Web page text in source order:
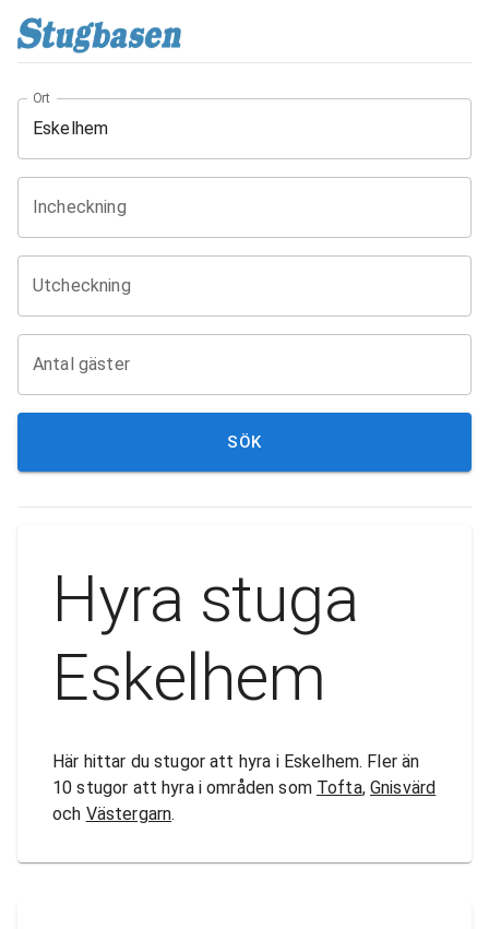
Ort
Incheckning
Utcheckning
Antal gäster
SÖK
Hyra stuga
Eskelhem
Här hittar du stugor att hyra i Eskelhem. Fler än
10 stugor att hyra i områden som Tofta,Gnisvärd
och Västergarn.